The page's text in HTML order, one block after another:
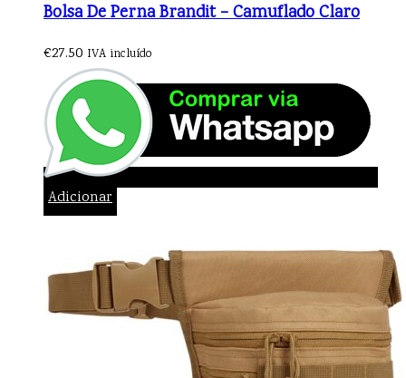
Bolsa De Perna Brandit – Camuflado Claro
€27.50 IVA incluído
Adicionar